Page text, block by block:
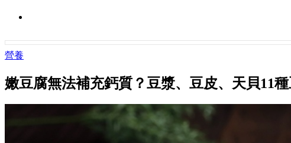
營養
嫩豆腐無法補充鈣質？豆漿、豆皮、天貝11